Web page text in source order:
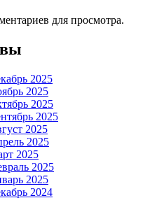
для просмотра.
2025
2025
2025
2025
2025
2025
2025
2025
2025
2024